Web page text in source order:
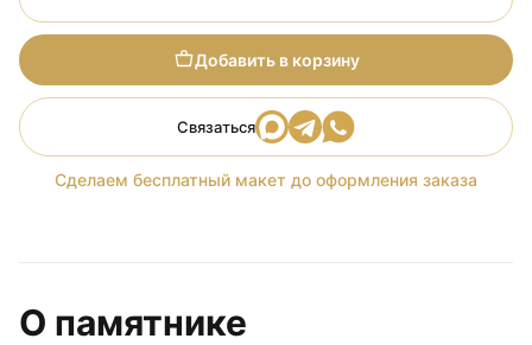
Добавить в корзину
Связаться
Сделаем бесплатный макет до оформления заказа
О памятнике